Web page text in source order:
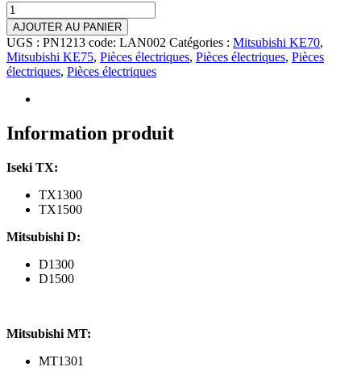
quantité
de
Lanceur
Iseki
TX,
Mitsubishi
M,
Satoh
Suzue
Moteur
KE70,
AJOUTER AU PANIER
UGS : PN1213 code: LAN002 Catégories : Mitsubishi KE70,
Mitsubishi KE75, Pièces électriques, Pièces électriques, Pièces
électriques, Pièces électriques
Information produit
Iseki TX:
TX1300
TX1500
Mitsubishi D:
D1300
D1500
Mitsubishi MT:
MT1301